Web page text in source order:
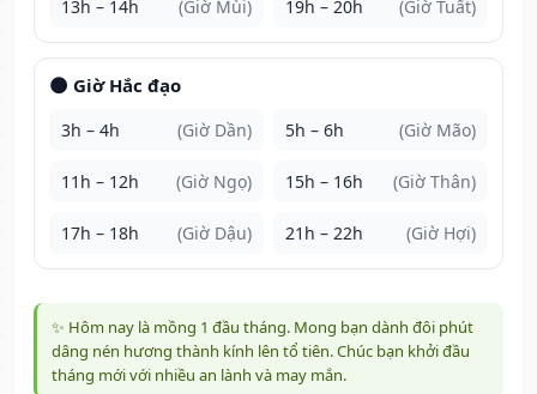
13h – 14h (Giờ Mùi) 19h – 20h (Giờ Tuất)
🌑 Giờ Hắc đạo
3h – 4h (Giờ Dần) 5h – 6h (Giờ Mão)
11h – 12h (Giờ Ngọ) 15h – 16h (Giờ Thân)
17h – 18h (Giờ Dậu) 21h – 22h (Giờ Hợi)
✨ Hôm nay là mồng 1 đầu tháng. Mong bạn dành đôi phút
dâng nén hương thành kính lên tổ tiên. Chúc bạn khởi đầu
tháng mới với nhiều an lành và may mắn.